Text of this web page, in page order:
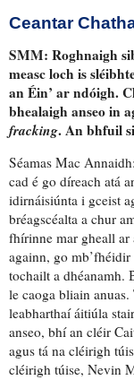
Ceantar
SMM: Roghnaigh
meascloch is
an Éin’ ar ndóigh.
bhealaigh anseoin
fracking. An bhfuil
Séamas Mac
cad é go díreach atá
idirnáisiúnta i gceist
bréagscéalta a chur
fhírinne mar gheall ar
againn, go
tochailt a dhéanamh.
le caoga bliain anuas.
leabharthaí áitiúla
anseo, bhían cléir
agus tá na cléirigh
cléirigh túise, Nevin